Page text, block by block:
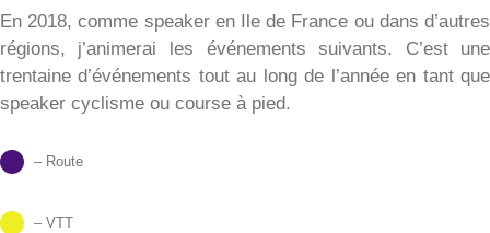
En 2018, comme speaker en Ile de France ou dans d’autres
régions, j’animerai les événements suivants. C’est une
trentaine d’événements tout au long de l’année en tant que
speaker cyclisme ou course à pied.
– Route
– VTT